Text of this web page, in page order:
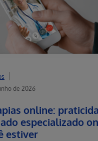
de 2026
online:
especializado
estiver